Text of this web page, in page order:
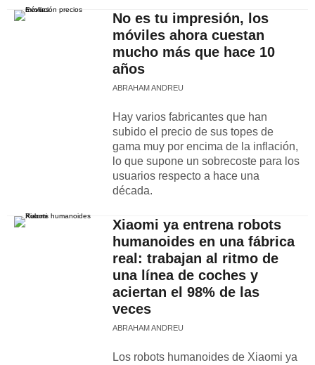
No es tu impresión, los
móviles ahora cuestan
mucho más que hace 10
años
ABRAHAM ANDREU
Hay varios fabricantes que han
subido el precio de sus topes de
gama muy por encima de la inflación,
lo que supone un sobrecoste para los
usuarios respecto a hace una
década.
Xiaomi ya entrena robots
humanoides en una fábrica
real: trabajan al ritmo de
una línea de coches y
aciertan el 98% de las
veces
ABRAHAM ANDREU
Los robots humanoides de Xiaomi ya